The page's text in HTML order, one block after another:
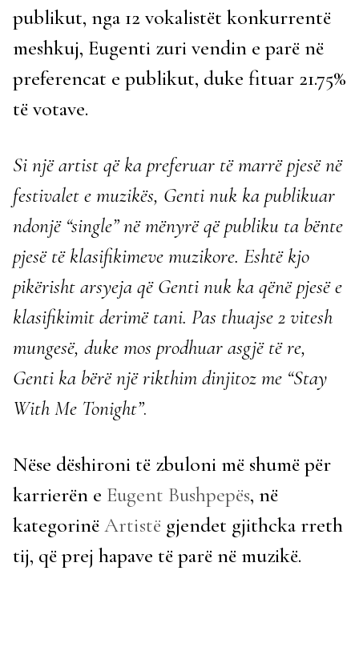
publikut, nga 12 vokalistët konkurrentë
meshkuj, Eugenti zuri vendin e parë në
preferencat e publikut, duke fituar 21.75%
të votave.
Si një artist që ka preferuar të marrë pjesë në
festivalet e muzikës, Genti nuk ka publikuar
ndonjë “single” në mënyrë që publiku ta bënte
pjesë të klasifikimeve muzikore. Eshtë kjo
pikërisht arsyeja që Genti nuk ka qënë pjesë e
klasifikimit derimë tani. Pas thuajse 2 vitesh
mungesë, duke mos prodhuar asgjë të re,
Genti ka bërë një rikthim dinjitoz me “Stay
With Me Tonight”.
Nëse dëshironi të zbuloni më shumë për
karrierën e Eugent Bushpepës, në
kategorinëArtistë gjendet gjithcka rreth
tij, që prej hapave të parë në muzikë.